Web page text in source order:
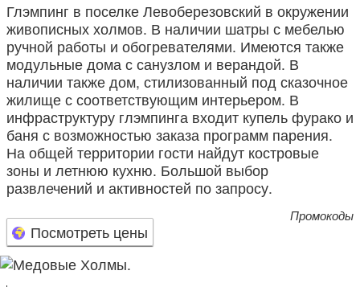
Глэмпинг в поселке Левоберезовский в окружении
живописных холмов. В наличии шатры с мебелью
ручной работы и обогревателями. Имеются также
модульные дома с санузлом и верандой. В
наличии также дом, стилизованный под сказочное
жилище с соответствующим интерьером. В
инфраструктуру глэмпинга входит купель фурако и
баня с возможностью заказа программ парения.
На общей территории гости найдут костровые
зоны и летнюю кухню. Большой выбор
развлечений и активностей по запросу.
Посмотреть цены
Промокоды